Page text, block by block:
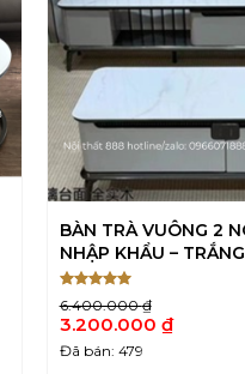
BÀN TRÀ VUÔNG 2
NHẬP KHẨU –
ĐEN
Được xếp
hạng 55
sao
6.400.000₫
Giá
gốc
là:
3.200.000 ₫
Giá
Đã bán: 479